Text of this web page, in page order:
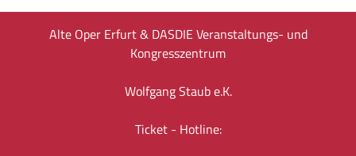
Alte Oper Erfurt & DASDIE Veranstaltungs- und
Kongresszentrum
Wolfgang Staub e.K.
Ticket - Hotline: